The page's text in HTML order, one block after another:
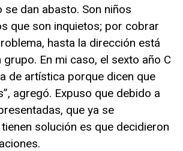
se dan abasto. Son niños
que son inquietos; por cobrar
hasta la dirección está
En mi caso, el sexto año C
de artística porque dicen que
agregó. Expuso que debido a
que ya se
solución es que decidieron